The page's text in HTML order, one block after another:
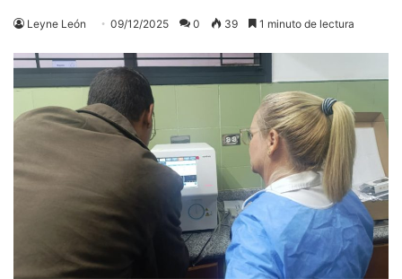
Leyne León 09/12/2025 0 39 1 minuto de lectura